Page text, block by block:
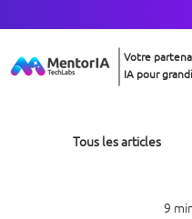
Votre
IA pour
Tous les articles
9